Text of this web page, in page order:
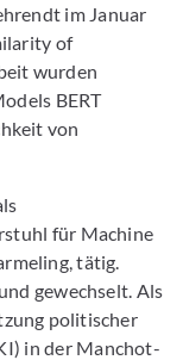
im Januar
of
wurden
BERT
von
für Machine
tätig.
gewechselt. Als
politischer
in der Manchot-